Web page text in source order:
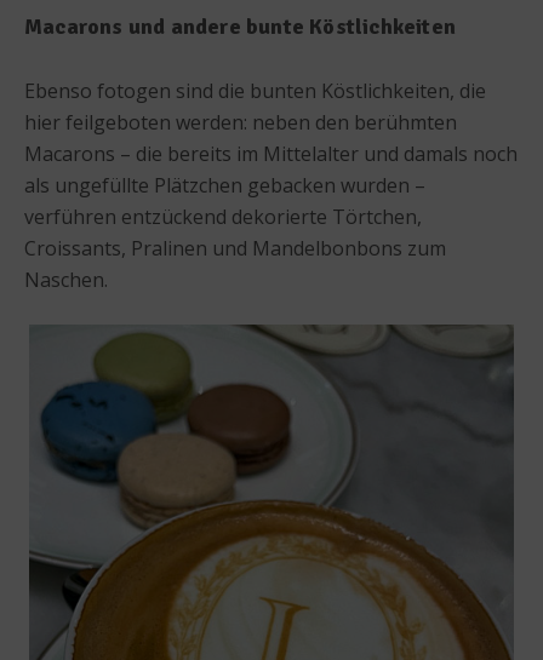
Macarons und andere bunte Köstlichkeiten
Ebenso fotogen sind die bunten Köstlichkeiten, die
hier feilgeboten werden: neben den berühmten
Macarons – die bereits im Mittelalter und damals noch
als ungefüllte Plätzchen gebacken wurden –
verführen entzückend dekorierte Törtchen,
Croissants, Pralinen und Mandelbonbons zum
Naschen.